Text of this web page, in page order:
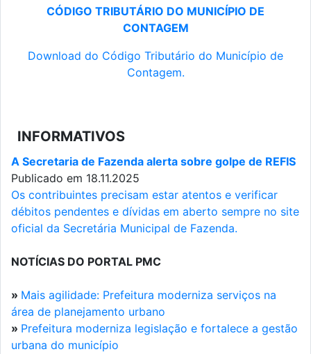
CÓDIGO TRIBUTÁRIO DO MUNICÍPIO DE
CONTAGEM
Download do Código Tributário do Município de
Contagem.
INFORMATIVOS
A Secretaria de Fazenda alerta sobre golpe de REFIS
Publicado em 18.11.2025
Os contribuintes precisam estar atentos e verificar
débitos pendentes e dívidas em aberto sempre no site
oficial da Secretária Municipal de Fazenda.
NOTÍCIAS DO PORTAL PMC
» Mais agilidade: Prefeitura moderniza serviços na
área de planejamento urbano
» Prefeitura moderniza legislação e fortalece a gestão
urbana do município